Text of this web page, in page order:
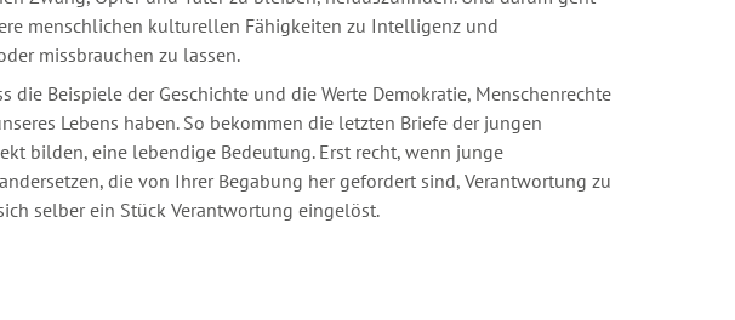
menschlichen kulturellen Fähigkeiten zu Intelligenz und
missbrauchen zu lassen.
die Beispiele der Geschichte und die Werte Demokratie, Menschenrechte
Lebens haben. So bekommen die letzten Briefe der jungen
bilden, eine lebendige Bedeutung. Erst recht, wenn junge
die von Ihrer Begabung her gefordert sind, Verantwortung zu
selber ein Stück Verantwortung eingelöst.